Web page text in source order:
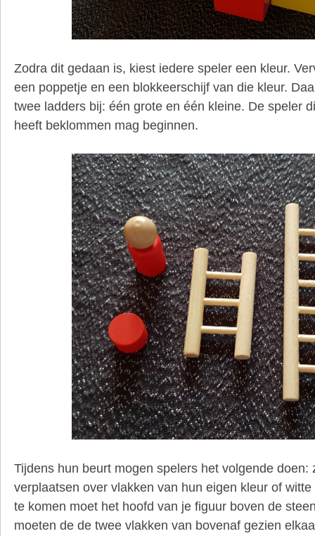
Zodra dit gedaan is, kiest iedere speler een kleur.
een poppetje en een blokkeerschijf van die kleur.
twee ladders bij: één grote en één kleine. De speler
heeft beklommen mag beginnen.
Tijdens hun beurt mogen spelers het volgende doen:
verplaatsen over vlakken van hun eigen kleur of
te komen moet het hoofd van je figuur boven de
moeten de de twee vlakken van bovenaf gezien